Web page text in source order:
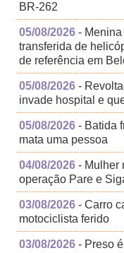
BR-262
05/08/2026 -
transferida de
de referência em
05/08/2026 -
invade hospital e
05/08/2026 - Batida
mata uma pessoa
04/08/2026 - Mulher
operação Pare e
03/08/2026 - Carro
motociclista ferido
03/08/2026 - Preso